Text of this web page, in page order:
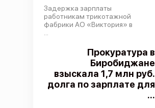
Задержка зарплаты
работникам трикотажной
фабрики АО «Виктория» в
Прокуратура в
Биробиджане
взыскала 1,7 млн руб.
долга по зарплате для
...